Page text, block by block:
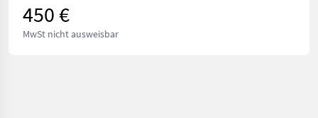
450 €
MwSt nicht ausweisbar